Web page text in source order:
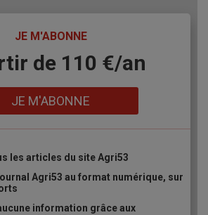
JE M'ABONNE
de 110 €/an
JE M'ABONNE
les articles du site Agri53
Agri53 au format numérique, sur
information grâce aux